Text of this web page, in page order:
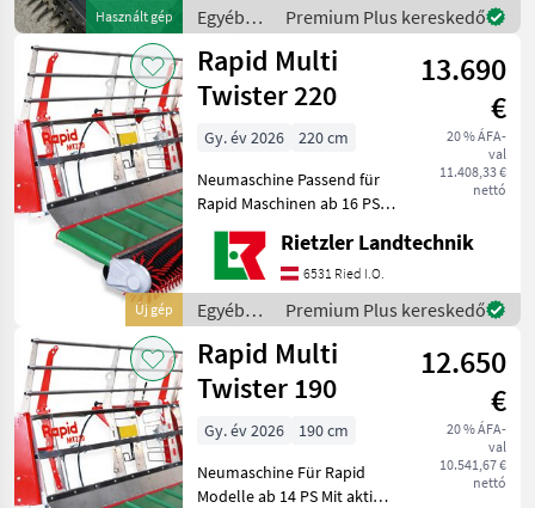
Használt gép
aktuell bei uns am Lager
Egyéb
mezőgazdasági
erőgépek
/ Rapid
Premium Plus kereskedő
Új gép
Rapid Multi
Twister 220
13.690
€
20 % ÁFA-
val
11.408,33 €
nettó
Gy. év 2026
220 cm
Neumaschine Passend für
Rapid Maschinen ab 16 PS
Mit aktiver Querförderung,
Förderband mit Rechts-,
Linkslauf und Nullstellung,
flexible PickUp-
Kunststoffzin
Rietzler Landtechnik
6531 Ried I.O.
Egyéb
mezőgazdasági
erőgépek
/ Rapid
Premium Plus kereskedő
Rapid Multi
Twister 190
12.650
€
20 % ÁFA-
val
10.541,67 €
nettó
Gy. év 2026
190 cm
Neumaschine Für Rapid
Modelle ab 14 PS Mit aktiver